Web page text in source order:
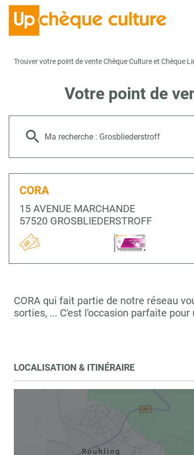
Trouver votre point de vente Chèque Culture et Chèque
Votre point de
Ma recherche : Grosbliederstroff
CORA
15 AVENUE MARCHANDE
57520 GROSBLIEDERSTROFF
CORA qui fait partie de notre réseau
sorties, ... C'est l'occasion parfaite
LOCALISATION & ITINÉRAIRE